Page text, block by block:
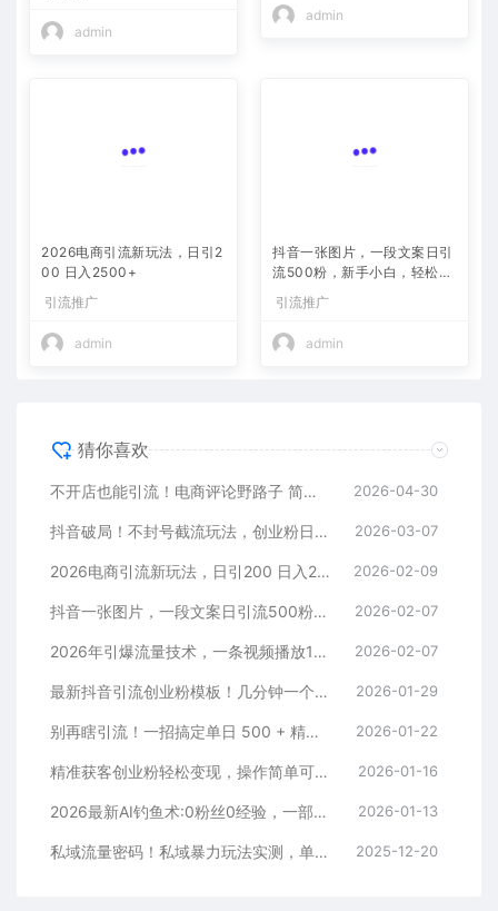
admin
admin
2026电商引流新玩法，日引2
00 日入2500+
引流推广
admin
抖音一张图片，一段文案日引
流500粉，新手小白，轻松上
引流推广
admin
猜你喜欢
不开店也能引流！电商评论野路子 简单粗暴 有手就能做 2026-04-30
抖音破局！不封号截流玩法，创业粉日涨 200 + 实操指南 2026-03-07
2026电商引流新玩法，日引200 日入2500+ 2026-02-09
抖音一张图片，一段文案日引流500粉，新手小白，轻松上手 2026-02-07
2026年引爆流量技术，一条视频播放100W＋，无脑发，小白轻松上手 2026-02-07
最新抖音引流创业粉模板！几分钟一个视频，非常暴力，小白直接可上手操作！ 2026-01-29
别再瞎引流！一招搞定单日 500 + 精准粉，微信直接爆仓 2026-01-22
精准获客创业粉轻松变现，操作简单可放大，单日轻松3000+ 2026-01-16
2026最新AI钓鱼术:0粉丝0经验，一部手机就能开启赚钱模式 2026-01-13
私域流量密码！私域暴力玩法实测，单日 500 + 精准粉直接加满 2025-12-20